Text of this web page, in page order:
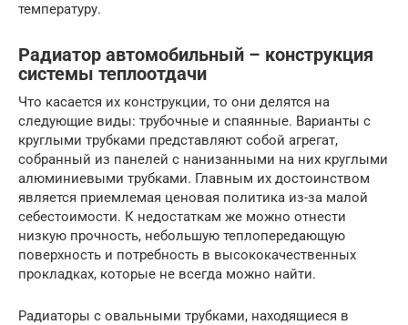
температуру.
Радиатор автомобильный – конструкция
системы теплоотдачи
Что касается их конструкции, то они делятся на
следующие виды: трубочные и спаянные. Варианты с
круглыми трубками представляют собой агрегат,
собранный из панелей с нанизанными на них круглыми
алюминиевыми трубками. Главным их достоинством
является приемлемая ценовая политика из-за малой
себестоимости. К недостаткам же можно отнести
низкую прочность, небольшую теплопередающую
поверхность и потребность в высококачественных
прокладках, которые не всегда можно найти.
Радиаторы с овальными трубками, находящиеся в